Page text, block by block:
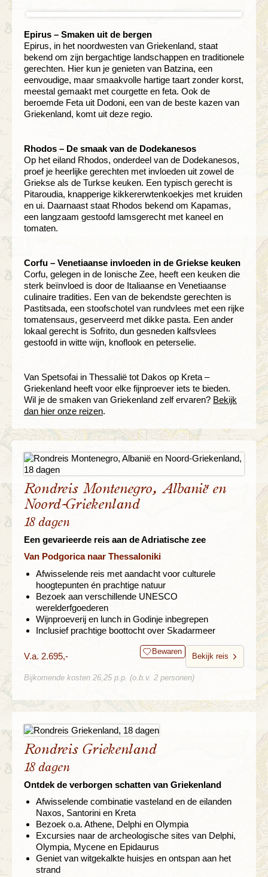
Epirus – Smaken uit de bergen
Epirus, in het noordwesten van Griekenland, staat
bekend om zijn bergachtige landschappen en traditionele
gerechten. Hier kun je genieten van Batzina, een
eenvoudige, maar smaakvolle hartige taart zonder korst,
meestal gemaakt met courgette en feta. Ook de
beroemde Feta uit Dodoni, een van de beste kazen van
Griekenland, komt uit deze regio.
Rhodos – De smaak van de Dodekanesos
Op het eiland Rhodos, onderdeel van de Dodekanesos,
proef je heerlijke gerechten met invloeden uit zowel de
Griekse als de Turkse keuken. Een typisch gerecht is
Pitaroudia, knapperige kikkererwtenkoekjes met kruiden
en ui. Daarnaast staat Rhodos bekend om Kapamas,
een langzaam gestoofd lamsgerecht met kaneel en
tomaten.
Corfu – Venetiaanse invloeden in de Griekse keuken
Corfu, gelegen in de Ionische Zee, heeft een keuken die
sterk beïnvloed is door de Italiaanse en Venetiaanse
culinaire tradities. Een van de bekendste gerechten is
Pastitsada, een stoofschotel van rundvlees met een rijke
tomatensaus, geserveerd met dikke pasta. Een ander
lokaal gerecht is Sofrito, dun gesneden kalfsvlees
gestoofd in witte wijn, knoflook en peterselie.
Van Spetsofai in Thessalië tot Dakos op Kreta –
Griekenland heeft voor elke fijnproever iets te bieden.
Wil je de smaken van Griekenland zelf ervaren? Bekijk
dan hier onze reizen.
Rondreis Montenegro, Albanië en
Noord-Griekenland
18 dagen
Een gevarieerde reis aan de Adriatische zee
Van Podgorica naar Thessaloniki
Afwisselende reis met aandacht voor culturele
hoogtepunten én prachtige natuur
Bezoek aan verschillende UNESCO
werelderfgoederen
Wijnproeverij en lunch in Godinje inbegrepen
Inclusief prachtige boottocht over Skadarmeer
V.a. 2.695,- Bewaren
Bekijk reis
Bijkomende kosten 26,25 p.p. (o.b.v. 2 personen)
Rondreis Griekenland
18 dagen
Ontdek de verborgen schatten van Griekenland
Afwisselende combinatie vasteland en de eilanden
Naxos, Santorini en Kreta
Bezoek o.a. Athene, Delphi en Olympia
Excursies naar de archeologische sites van Delphi,
Olympia, Mycene en Epidaurus
Geniet van witgekalkte huisjes en ontspan aan het
strand